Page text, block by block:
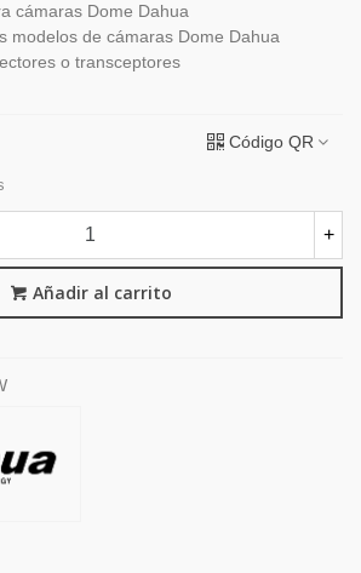
cámaras Dome Dahua
modelos de cámaras Dome Dahua
o transceptores
Código QR
+
Añadir al carrito